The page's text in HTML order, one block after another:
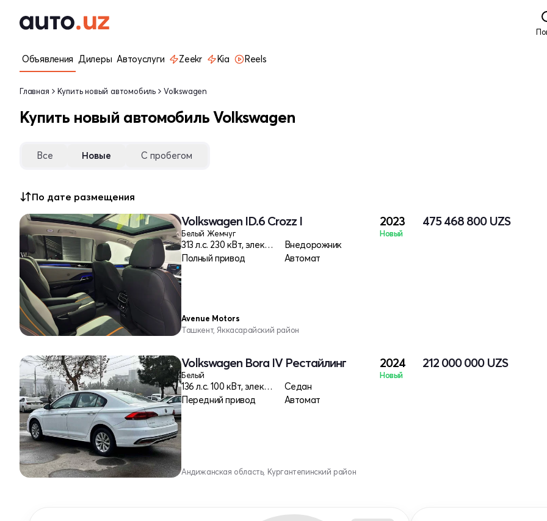
Объявления Дилеры Автоуслуги Zeekr Kia Reels
Главная Купить новый автомобиль Volkswagen
Купить новый автомобиль Volkswagen
Все Новые С пробегом
По дате размещения
Volkswagen ID.6 Crozz I
Белый Жемчуг
313 л.c. 230 кВт, электро
Внедорожник
Полный привод
Автомат
2023
Новый
475 468 800 UZS
Avenue Motors
Ташкент, Яккасарайский район
Volkswagen Bora IV Рестайлинг
Белый
136 л.c. 100 кВт, электро
Седан
Передний привод
Автомат
2024
Новый
212 000 000 UZS
Андижанская область, Кургантепинский район